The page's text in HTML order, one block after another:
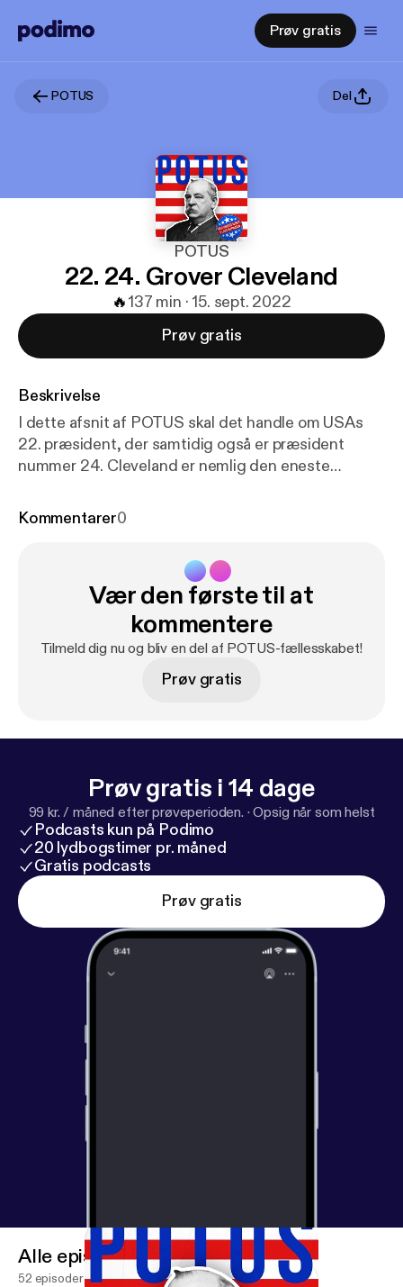
Prøv gratis
POTUS Del
POTUS
22. 24. Grover Cleveland
🔥137 min · 15. sept. 2022
Prøv gratis
Beskrivelse
I dette afsnit af POTUS skal det handle om USAs
22. præsident, der samtidig også er præsident
nummer 24. Cleveland er nemlig den eneste
separate præsidentperioder. En hård negl betegnes
eget Demokratiske parti i disse år. Han var også en
mand, der i sin anden embedsperiode stod bag et
helt usædvanligt forsvindingsnummer. Den historie
og meget mere kan du høre om, når POTUS studiet
får besøg af forfatter og historiker Rasmus
Dahlberg til at fortælle historien om Grover
Kommentarer0
Vær den første til at
kommentere
Tilmeld dig nu og bliv en del af POTUS-fællesskabet!
Prøv gratis
Prøv gratis i 14 dage
99 kr. / måned efter prøveperioden. ·Opsig når som helst
Podcasts kun på Podimo
20 lydbogstimer pr. måned
Gratis podcasts
Prøv gratis
Alle episoder
52 episoder